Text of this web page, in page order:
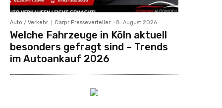
Auto / Verkehr Carpr Presseverteiler - 8. August 2026
Welche Fahrzeuge in Köln aktuell
besonders gefragt sind – Trends
im Autoankauf 2026